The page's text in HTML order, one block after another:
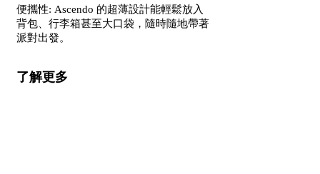
便攜性: Ascendo 的超薄設計能輕鬆放入
背包、行李箱甚至大口袋，隨時隨地帶著
派對出發。
了解更多